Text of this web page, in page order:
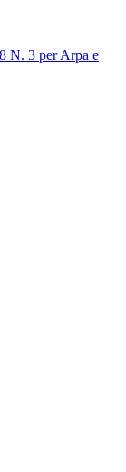
N. 3 per Arpa e